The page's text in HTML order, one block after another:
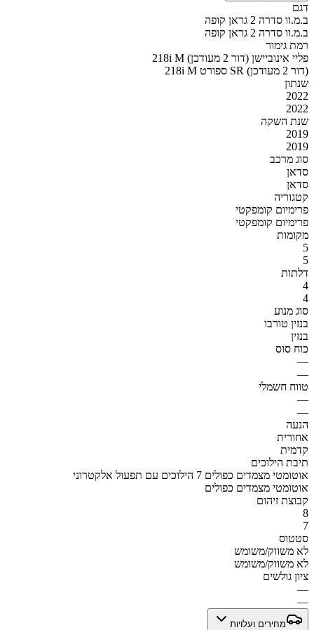
דגם
ב.מ.וו סדרה 2 גראן קופה
ב.מ.וו סדרה 2 גראן קופה
רמת גימור
218i M פליי אינוביישן (דור 2 מעודכן)
218i M ספורט SR (דור 2 מעודכן)
שנתון
2022
2022
שנת השקה
2019
2019
סוג מרכב
סדאן
סדאן
קטגוריה
פרימיום קומפקטי
פרימיום קומפקטי
מקומות
5
5
דלתות
4
4
סוג מנוע
בנזין טורבו
בנזין
כוח סוס
—
—
טווח חשמלי
—
—
הנעה
אחורית
קדמית
תיבת הילוכים
אוטומטי מצמדים כפולים 7 הילוכים עם תפעול אלקטרוני
אוטומטי מצמדים כפולים
קבוצת זיהום
8
7
סטטוס
לא משווק/משומש
לא משווק/משומש
ציון גולשים
—
—
מחירים ועלויות